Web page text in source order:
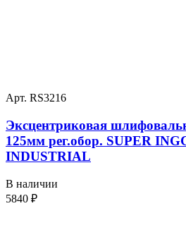
Арт. RS3216
Эксцентриковая
125мм рег.обор. SUPER
INDUSTRIAL
В наличии
5840 ₽